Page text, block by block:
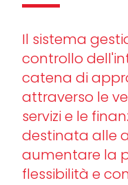
Il sistema
controllo
catena di
attraverso le
servizi e le
destinata alle
aumentare la
flessibilità e